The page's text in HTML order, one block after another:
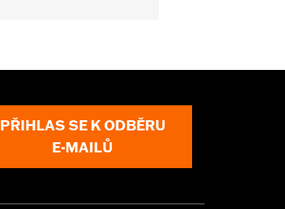
PŘIHLAS SE K ODBĚRU
E-MAILŮ